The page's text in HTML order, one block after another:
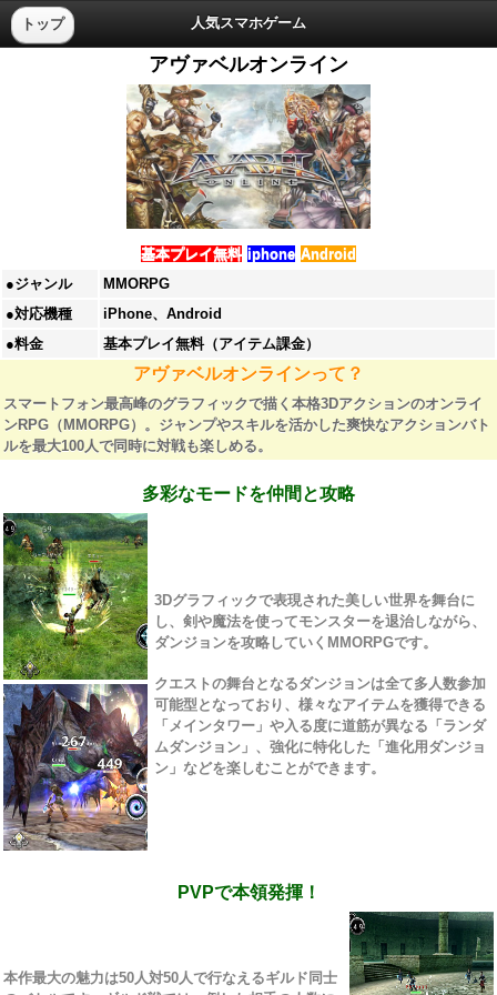
トップ 人気スマホゲーム
アヴァベルオンライン
基本プレイ無料 iphone Android
●ジャンル
MMORPG
●対応機種
iPhone、Android
●料金
基本プレイ無料（アイテム課金）
アヴァベルオンラインって？
スマートフォン最高峰のグラフィックで描く本格3Dアクションのオンライ
ンRPG（MMORPG）。ジャンプやスキルを活かした爽快なアクションバト
ルを最大100人で同時に対戦も楽しめる。
多彩なモードを仲間と攻略
3Dグラフィックで表現された美しい世界を舞台に
し、剣や魔法を使ってモンスターを退治しながら、
ダンジョンを攻略していくMMORPGです。
クエストの舞台となるダンジョンは全て多人数参加
可能型となっており、様々なアイテムを獲得できる
「メインタワー」や入る度に道筋が異なる「ランダ
ムダンジョン」、強化に特化した「進化用ダンジョ
ン」などを楽しむことができます。
PVPで本領発揮！
本作最大の魅力は50人対50人で行なえるギルド同士